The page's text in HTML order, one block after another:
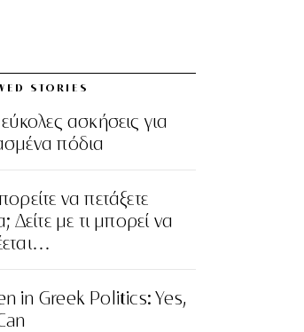
STORIES
ασκήσεις για
πόδια
να πετάξετε
Δείτε με τι μπορεί να
in Greek Politics: Yes,